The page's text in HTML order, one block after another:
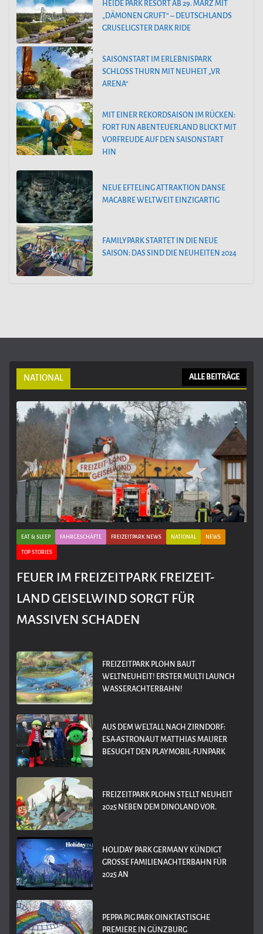
HEIDE PARK RESORT AB 29. MÄRZ MIT
„DÄMONEN GRUFT“ – DEUTSCHLANDS
GRUSELIGSTER DARK RIDE
SAISONSTART IM ERLEBNISPARK
SCHLOSS THURN MIT NEUHEIT „VR
ARENA“
MIT EINER REKORDSAISON IM RÜCKEN:
FORT FUN ABENTEUERLAND BLICKT MIT
VORFREUDE AUF DEN SAISONSTART
HIN
NEUE EFTELING ATTRAKTION DANSE
MACABRE WELTWEIT EINZIGARTIG
FAMILYPARK STARTET IN DIE NEUE
SAISON: DAS SIND DIE NEUHEITEN 2024
NATIONAL ALLE BEITRÄGE
EAT & SLEEP FAHRGESCHÄFTE FREIZEITPARK NEWS NATIONAL NEWS
TOP STORIES
FEUER IM FREIZEITPARK FREIZEIT-
LAND GEISELWIND SORGT FÜR
MASSIVEN SCHADEN
FREIZEITPARK PLOHN BAUT
WELTNEUHEIT! ERSTER MULTI LAUNCH
WASSERACHTERBAHN!
AUS DEM WELTALL NACH ZIRNDORF:
ESA-ASTRONAUT MATTHIAS MAURER
BESUCHT DEN PLAYMOBIL-FUNPARK
FREIZEITPARK PLOHN STELLT NEUHEIT
2025 NEBEN DEM DINOLAND VOR.
HOLIDAY PARK GERMANY KÜNDIGT
GROSSE FAMILIENACHTERBAHN FÜR 2
025 AN
PEPPA PIG PARK OINKTASTISCHE
PREMIERE IN GÜNZBURG